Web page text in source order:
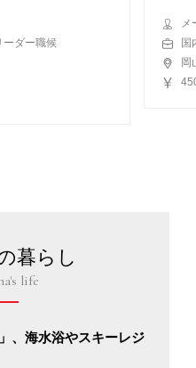
ーダー職候
メ
国
岡
暮らし
life
、海水浴やスキーレジ